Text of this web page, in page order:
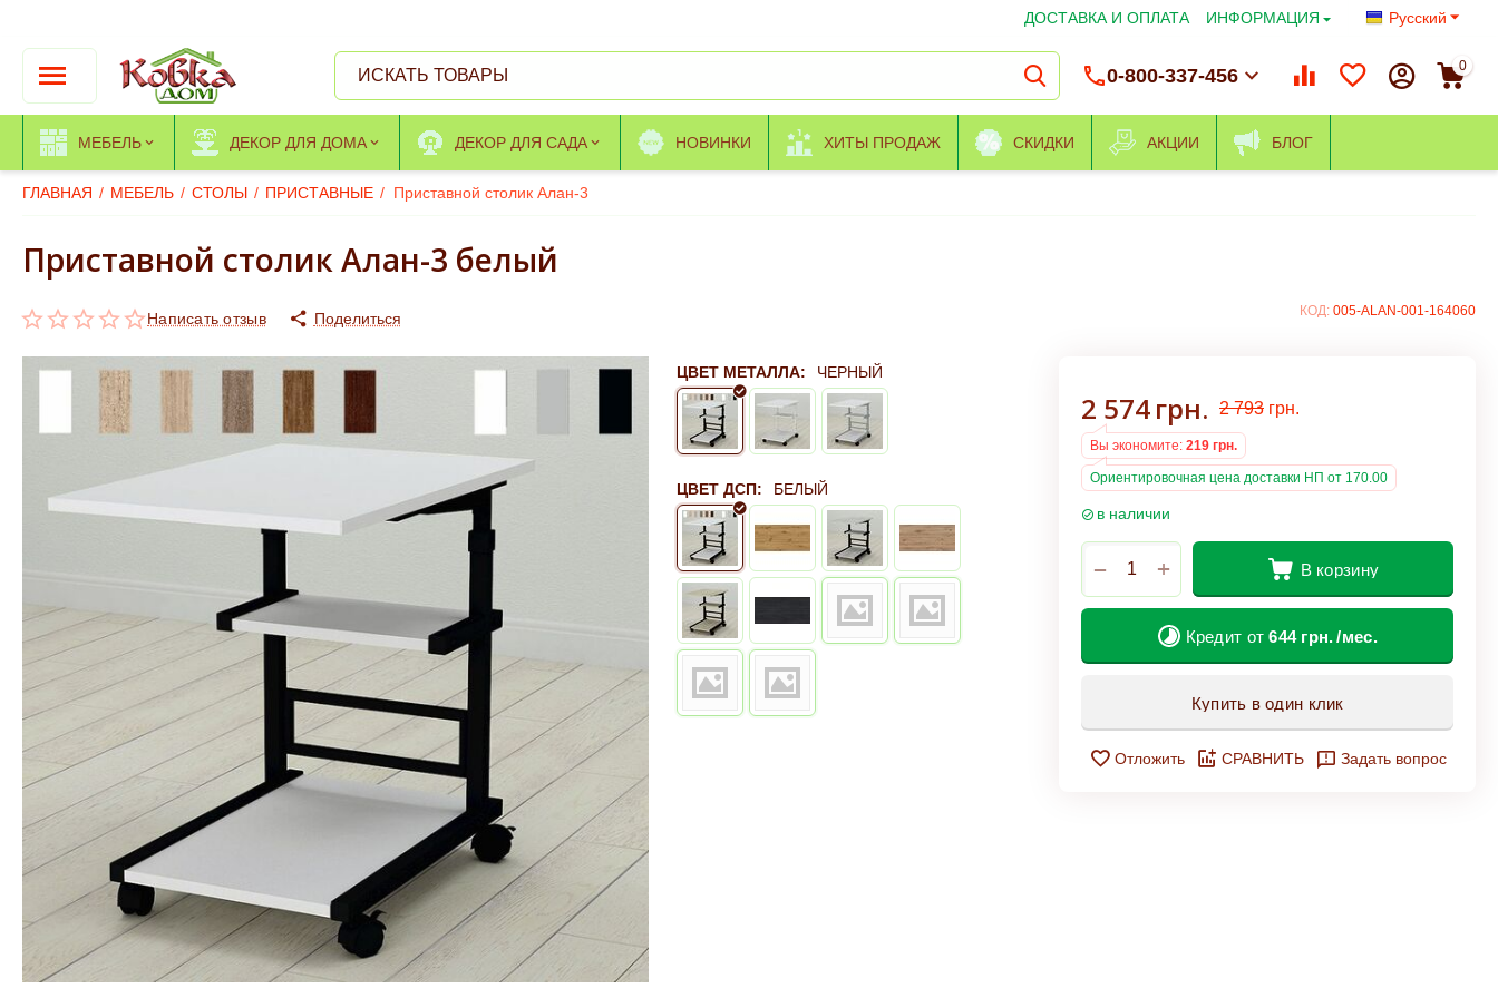
Русский
ДОСТАВКА И ОПЛАТА ИНФОРМАЦИЯ
0-800-337-456 0
МЕБЕЛЬ ДЕКОР ДЛЯ ДОМА ДЕКОР ДЛЯ САДА НОВИНКИ ХИТЫ ПРОДАЖ СКИДКИ АКЦИИ БЛОГ
ГЛАВНАЯ / МЕБЕЛЬ / СТОЛЫ / ПРИСТАВНЫЕ / Приставной столик Алан-3
Приставной столик Алан-3 белый
Написать отзыв КОД: 005-ALAN-001-164060
Поделиться
ЦВЕТ МЕТАЛЛА: ЧЕРНЫЙ
ЦВЕТ ДСП: БЕЛЫЙ
2 574грн. 2 793 грн.
Вы экономите: 219 грн.
Ориентировочная цена доставки НП от 170.00
в наличии
+
− В корзину
Кредит от644грн. /мес.
Купить в один клик
Отложить СРАВНИТЬ Задать вопрос